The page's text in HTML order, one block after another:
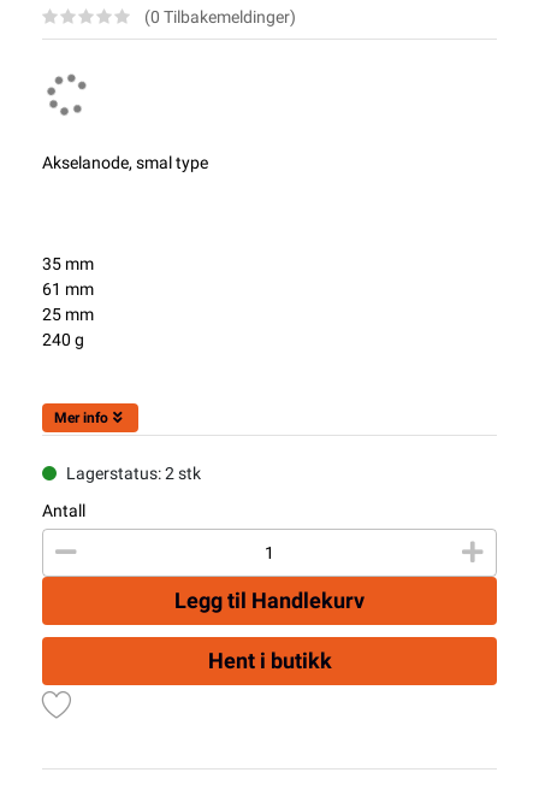
(0 Tilbakemeldinger)
Akselanode, smal type
35 mm
61 mm
25 mm
240 g
Mer info
Lagerstatus: 2 stk
Antall
Legg til Handlekurv
Hent i butikk